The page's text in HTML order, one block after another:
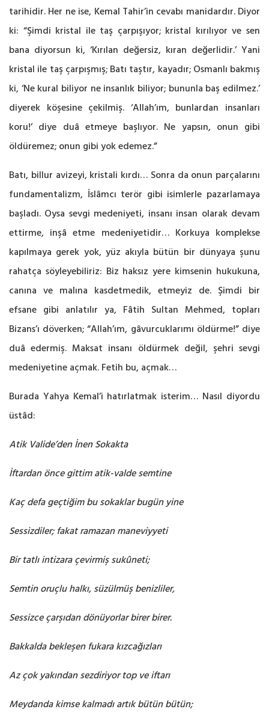
tarihidir. Her ne ise, Kemal Tahir’in cevabı manidardır. Diyor
ki: “Şimdi kristal ile taş çarpışıyor; kristal kırılıyor ve sen
bana diyorsun ki, ‘Kırılan değersiz, kıran değerlidir.’ Yani
kristal ile taş çarpışmış; Batı taştır, kayadır; Osmanlı bakmış
ki, ‘Ne kural biliyor ne insanlık biliyor; bununla baş edilmez.’
diyerek köşesine çekilmiş. ‘Allah’ım, bunlardan insanları
koru!’ diye duâ etmeye başlıyor. Ne yapsın, onun gibi
öldüremez; onun gibi yok edemez.”
Batı, billur avizeyi, kristali kırdı… Sonra da onun parçalarını
fundamentalizm, İslâmcı terör gibi isimlerle pazarlamaya
başladı. Oysa sevgi medeniyeti, insanı insan olarak devam
ettirme, inşâ etme medeniyetidir… Korkuya komplekse
kapılmaya gerek yok, yüz akıyla bütün bir dünyaya şunu
rahatça söyleyebiliriz: Biz haksız yere kimsenin hukukuna,
canına ve malına kasdetmedik, etmeyiz de. Şimdi bir
efsane gibi anlatılır ya, Fâtih Sultan Mehmed, topları
Bizans’ı döverken; “Allah’ım, gâvurcuklarımı öldürme!” diye
duâ edermiş. Maksat insanı öldürmek değil, şehri sevgi
medeniyetine açmak. Fetih bu, açmak…
Burada Yahya Kemal’i hatırlatmak isterim… Nasıl diyordu
üstâd:
Atik Valide’den İnen Sokakta
İftardan önce gittim atik-valde semtine
Kaç defa geçtiğim bu sokaklar bugün yine
Sessizdiler; fakat ramazan maneviyyeti
Bir tatlı intizara çevirmiş sukûneti;
Semtin oruçlu halkı, süzülmüş benizliler,
Sessizce çarşıdan dönüyorlar birer birer.
Bakkalda bekleşen fukara kızcağızları
Az çok yakından sezdiriyor top ve iftarı
Meydanda kimse kalmadı artık bütün bütün;